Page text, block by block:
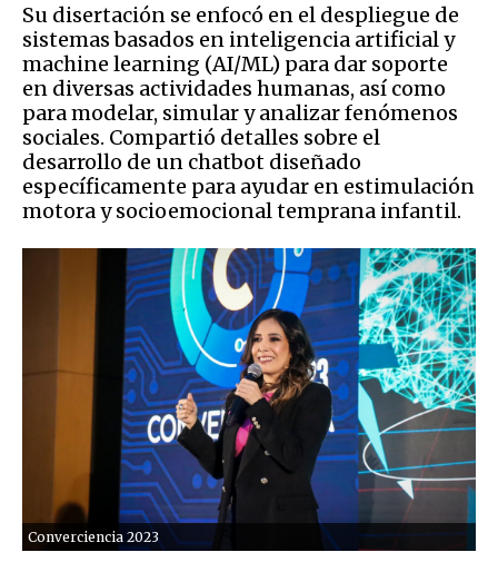
Su disertación se enfocó en el despliegue de
sistemas basados en inteligencia artificial y
machine learning (AI/ML) para dar soporte
en diversas actividades humanas, así como
para modelar, simular y analizar fenómenos
sociales. Compartió detalles sobre el
desarrollo de un chatbot diseñado
específicamente para ayudar en estimulación
motora y socioemocional temprana infantil.
Converciencia 2023